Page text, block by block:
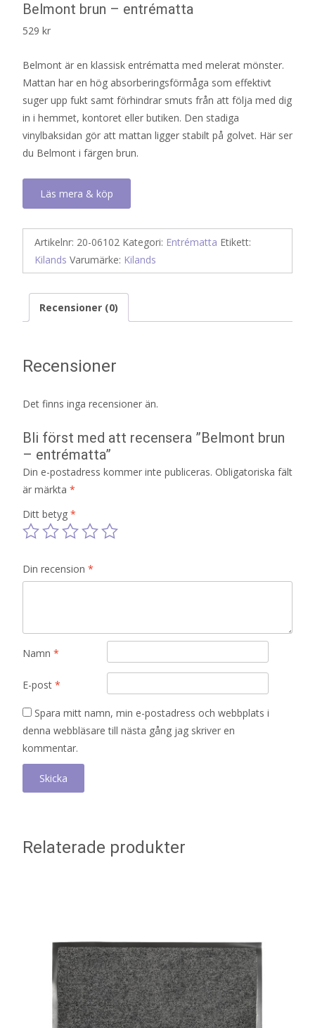
Belmont brun – entrématta
529 kr
Belmont är en klassisk entrématta med melerat mönster.
Mattan har en hög absorberingsförmåga som effektivt
suger upp fukt samt förhindrar smuts från att följa med dig
in i hemmet, kontoret eller butiken. Den stadiga
vinylbaksidan gör att mattan ligger stabilt på golvet. Här ser
du Belmont i färgen brun.
Läs mera & köp
Artikelnr: 20-06102 Kategori: Entrématta Etikett:
Kilands Varumärke: Kilands
Recensioner (0)
Recensioner
Det finns inga recensioner än.
Bli först med att recensera ”Belmont brun
– entrématta”
Din e-postadress kommer inte publiceras. Obligatoriska fält
är märkta *
Ditt betyg *
Din recension *
Namn *
E-post *
Spara mitt namn, min e-postadress och webbplats i
denna webbläsare till nästa gång jag skriver en
kommentar.
Relaterade produkter